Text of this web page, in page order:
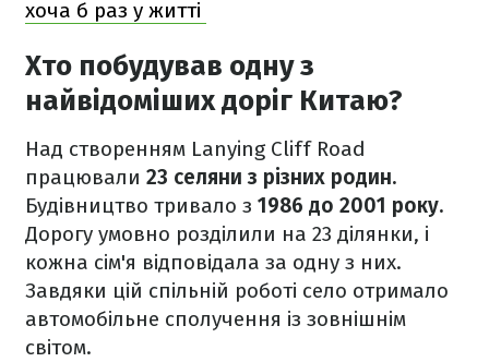
хоча б раз у житті
Хто побудував одну з
найвідоміших доріг Китаю?
Над створенням Lanying Cliff Road
працювали 23 селяни з різних родин.
Будівництво тривало з 1986 до 2001 року.
Дорогу умовно розділили на 23 ділянки, і
кожна сім'я відповідала за одну з них.
Завдяки цій спільній роботі село отримало
автомобільне сполучення із зовнішнім
світом.